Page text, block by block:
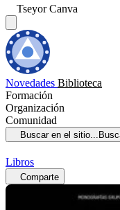
Tseyor Canva
Novedades Biblioteca
Formación
Organización
Comunidad
Buscar en el sitio...
Libros
Comparte